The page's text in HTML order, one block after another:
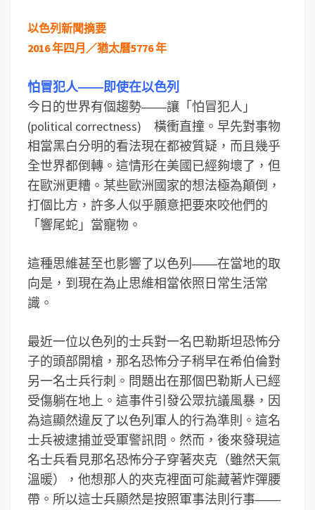
以色列新聞摘要
2016 年四月／猶太曆5776 年
怕冒犯人――即使在以色列
今日的世界有個趨勢――讓「怕冒犯人」
(political correctness) 橫衝直撞。早先對事物
相當黑白分明的看法現在都被質疑，而且幾乎
全世界都倒轉。這情形在美國已經夠壞了，但
在歐洲更糟。某些歐洲國家的想法極為顛倒，
打個比方，許多人似乎願意把要來咬他們的
「響尾蛇」當寵物。
這種思維甚至也影響了以色列――在當地的取
向是，到現在為止思維相當依照日常生活常
識。
最近一位以色列的士兵對一名巴勒斯坦恐怖分
子的頭部開槍，那名恐怖分子稍早在希伯倫對
另一名士兵行刺。問題出在那個巴勒斯人已經
受傷躺在地上。這事件引發公眾抗議風暴，因
為這顯然違反了以色列軍人的行為準則。這名
士兵被逮捕並受軍警訊問。然而，後來發現這
名士兵看見那名恐怖分子穿著夾克（雖然天氣
溫暖），他想那人的夾克裡面可能藏著炸彈腰
帶。所以這士兵顯然是按照軍事法則行事――